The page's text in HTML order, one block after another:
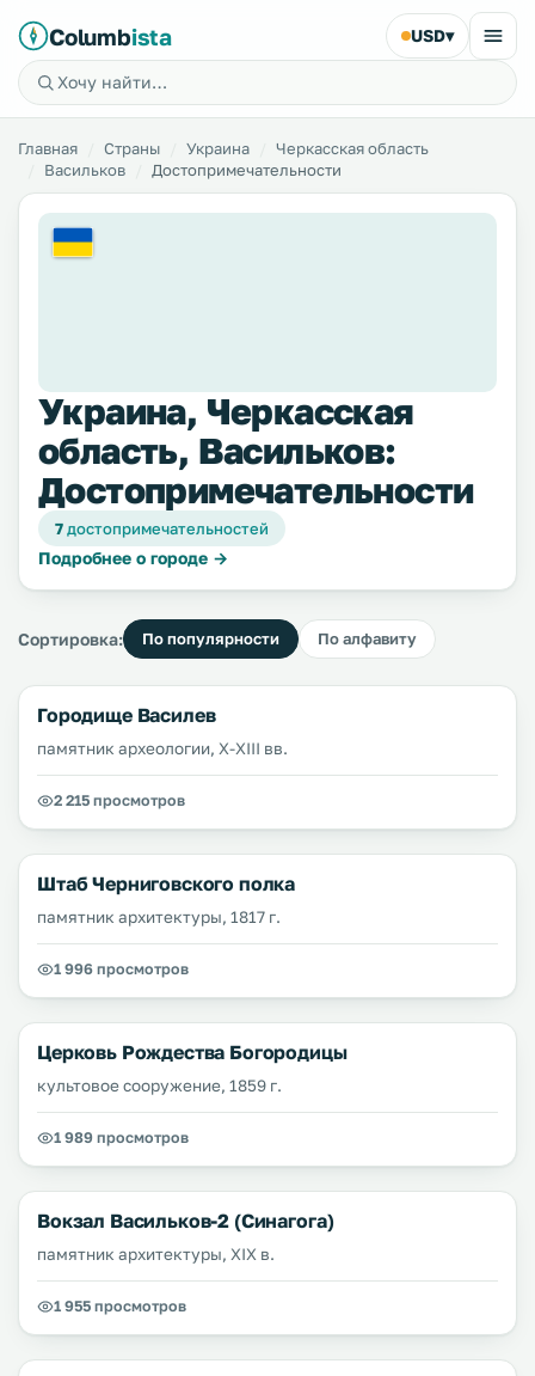
Columbista USD▾
Главная Страны Украина
Черкасская область
Васильков
Достопримечательности
Украина, Черкасская
область, Васильков:
Достопримечательности
7достопримечательностей
Подробнее о городе →
Сортировка: По популярности По алфавиту
Городище Василев
памятник археологии, X-XIII вв.
2 215 просмотров
Штаб Черниговского полка
памятник архитектуры, 1817 г.
1 996 просмотров
Церковь Рождества Богородицы
культовое сооружение, 1859 г.
1 989 просмотров
Вокзал Васильков-2 (Синагога)
памятник архитектуры, XIX в.
1 955 просмотров